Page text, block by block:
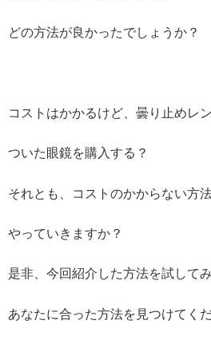
どの方法が良かったでしょうか？
コストはかかるけど、曇り止めレ
ついた眼鏡を購入する？
それとも、コストのかからない方
やっていきますか？
是非、今回紹介した方法を試してみ
あなたに合った方法を見つけてくだ